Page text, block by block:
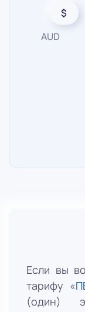
$
AUD
Если вы
тарифу «
(один)